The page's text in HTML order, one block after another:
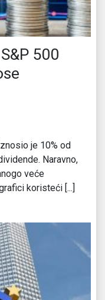
500
je 10% od
Naravno,
veće
koristeći [...]